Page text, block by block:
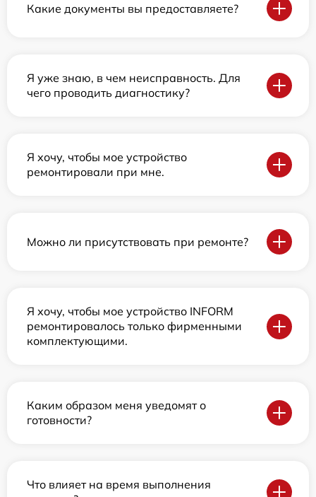
Какие документы вы предоставляете?
Я уже знаю, в чем неисправность. Для
чего проводить диагностику?
Я хочу, чтобы мое устройство
ремонтировали при мне.
Можно ли присутствовать при ремонте?
Я хочу, чтобы мое устройство INFORM
ремонтировалось только фирменными
комплектующими.
Каким образом меня уведомят о
готовности?
Что влияет на время выполнения